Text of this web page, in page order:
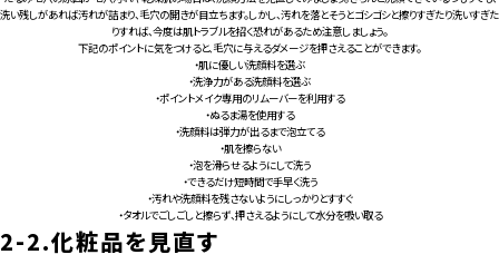
洗い残しがあれば汚れが詰まり、毛穴の開きが目立ちます。しかし、汚れを落とそうとゴシゴシと擦りすぎたり洗いすぎた
りすれば、今度は肌トラブルを招く恐れがあるため注意しましょう。
下記のポイントに気をつけると、毛穴に与えるダメージを押さえることができます。
・肌に優しい洗顔料を選ぶ
・洗浄力がある洗顔料を選ぶ
・ポイントメイク専用のリムーバーを利用する
・ぬるま湯を使用する
・洗顔料は弾力が出るまで泡立てる
・肌を擦らない
・泡を滑らせるようにして洗う
・できるだけ短時間で手早く洗う
・汚れや洗顔料を残さないようにしっかりとすすぐ
・タオルでごしごしと擦らず、押さえるようにして水分を吸い取る
2-2.化粧品を見直す